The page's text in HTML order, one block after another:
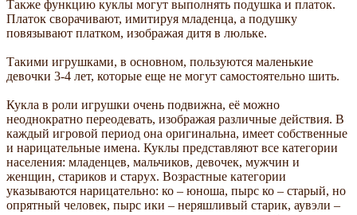
Также функцию куклы могут выполнять подушка и платок.
Платок сворачивают, имитируя младенца, а подушку
повязывают платком, изображая дитя в люльке.
Такими игрушками, в основном, пользуются маленькие
девочки 3-4 лет, которые еще не могут самостоятельно шить.
Кукла в роли игрушки очень подвижна, её можно
неоднократно переодевать, изображая различные действия. В
каждый игровой период она оригинальна, имеет собственные
и нарицательные имена. Куклы представляют все категории
населения: младенцев, мальчиков, девочек, мужчин и
женщин, стариков и старух. Возрастные категории
указываются нарицательно: ко – юноша, пырс ко – старый, но
опрятный человек, пырс ики – неряшливый старик, аувэли –